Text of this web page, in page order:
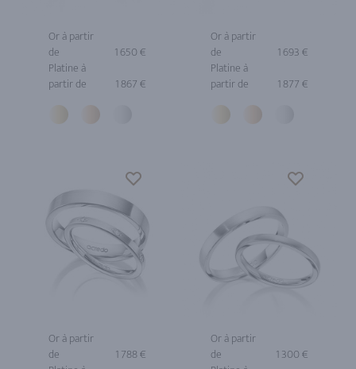
Or à partir
de
1 650 €
Platine à
partir de
1 867 €
Or à partir
de
1 693 €
Platine à
partir de
1 877 €
Or à partir
de
1 788 €
Or à partir
de
1 300 €